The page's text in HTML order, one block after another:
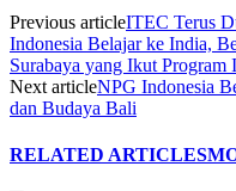
Previous articleITEC Terus
Indonesia Belajar ke India,
Surabaya yang Ikut Program
Next articleNPG Indonesia
dan Budaya Bali
RELATED ARTICLES